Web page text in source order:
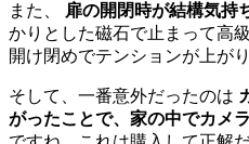
また、 扉の開閉時が結構気持
かりとした磁石で止まって高
開け閉めでテンションが上がり
そして、一番意外だったのは
がったことで、家の中でカメ